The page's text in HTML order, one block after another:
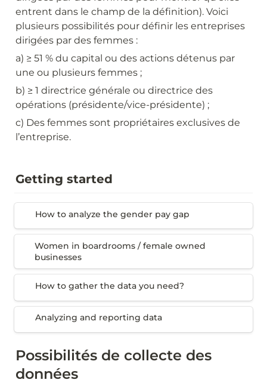
entrent dans le champ de la définition). Voici
plusieurs possibilités pour définir les entreprises
dirigées par des femmes :
a) ≥ 51 % du capital ou des actions détenus par
une ou plusieurs femmes ;
b) ≥ 1 directrice générale ou directrice des
opérations (présidente/vice-présidente) ;
c) Des femmes sont propriétaires exclusives de
l’entreprise.
Getting started
How to analyze the gender pay gap
How to analyze the gender pay gap
Women in boardrooms / female owned
businesses
Women in boardrooms / female owned
businesses
How to gather the data you need?
How to gather the data you need?
Analyzing and reporting data
Analyzing and reporting data
Possibilités de collecte des
données